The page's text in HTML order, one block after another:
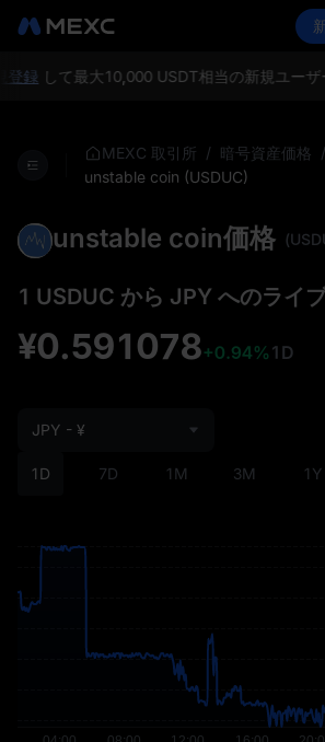
録して最大10,000 USDT相当の新規ユーザ
MEXC 取引所 / 暗号資産価格 /
unstable coin (USDUC)
unstable coin価格
1 USDUC から JPY へのライ
¥0.591078+0.94% 1D
1D 7D 1M 3M 1Y
JPY - ¥